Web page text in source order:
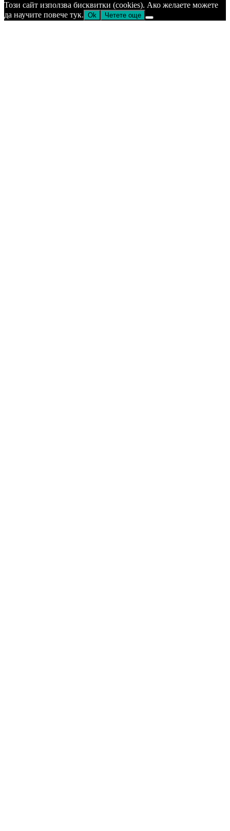
Този сайт използва бисквитки (cookies). Ако желаете можете
да научите повече тук. Ok Четете още